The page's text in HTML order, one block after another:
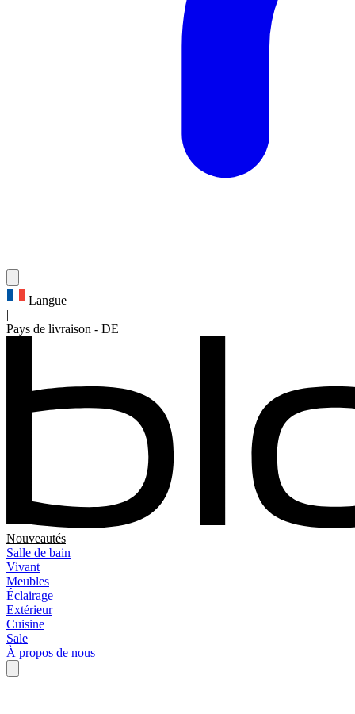
Langue
Pays de livraison - DE
Nouveautés
Salle de bain
Vivant
Meubles
Éclairage
Extérieur
Cuisine
Sale
À propos de nous